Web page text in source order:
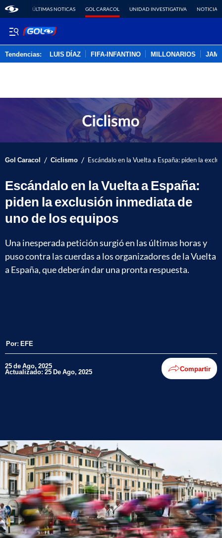
ÚLTIMAS NOTICAS GOL CARACOL UNIDAD INVESTIGATIVA NOTICIAS
Tendencias: LUIS DÍAZ FIFA-INFANTINO MILLONARIOS
Gol Caracol / Ciclismo / Escándalo en la Vuelta a España: piden la
Escándalo en la Vuelta a España:
piden la exclusión inmediata de
uno de los equipos
Una inesperada petición surgió en las últimas horas y
puso contra las cuerdas a los organizadores de la Vuelta
a España, que deberán dar una pronta respuesta.
Por: EFE
25 de Ago, 2025
Actualizado: 25 De Ago, 2025 Compartir